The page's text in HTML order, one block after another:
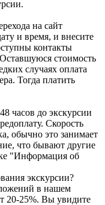
на сайт
и время, и внесите
контакты
стоимость
случаях оплата
Тогда платить
часов до экскурсии
Скорость
обычно это занимает
что бывают другие
"Информация об
экскурсии?
в нашем
20-25%. Вы увидите